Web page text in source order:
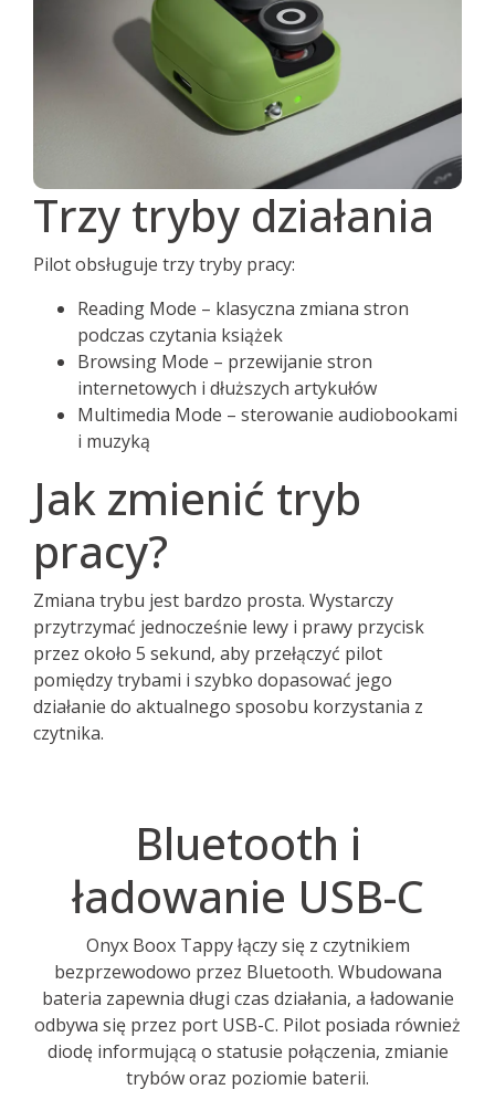
Trzy tryby działania
Pilot obsługuje trzy tryby pracy:
Reading Mode – klasyczna zmiana stron
podczas czytania książek
Browsing Mode – przewijanie stron
internetowych i dłuższych artykułów
Multimedia Mode – sterowanie audiobookami
i muzyką
Jak zmienić tryb
pracy?
Zmiana trybu jest bardzo prosta. Wystarczy
przytrzymać jednocześnie lewy i prawy przycisk
przez około 5 sekund, aby przełączyć pilot
pomiędzy trybami i szybko dopasować jego
działanie do aktualnego sposobu korzystania z
czytnika.
Bluetooth i
ładowanie USB-C
Onyx Boox Tappy łączy się z czytnikiem
bezprzewodowo przez Bluetooth. Wbudowana
bateria zapewnia długi czas działania, a ładowanie
odbywa się przez port USB-C. Pilot posiada również
diodę informującą o statusie połączenia, zmianie
trybów oraz poziomie baterii.